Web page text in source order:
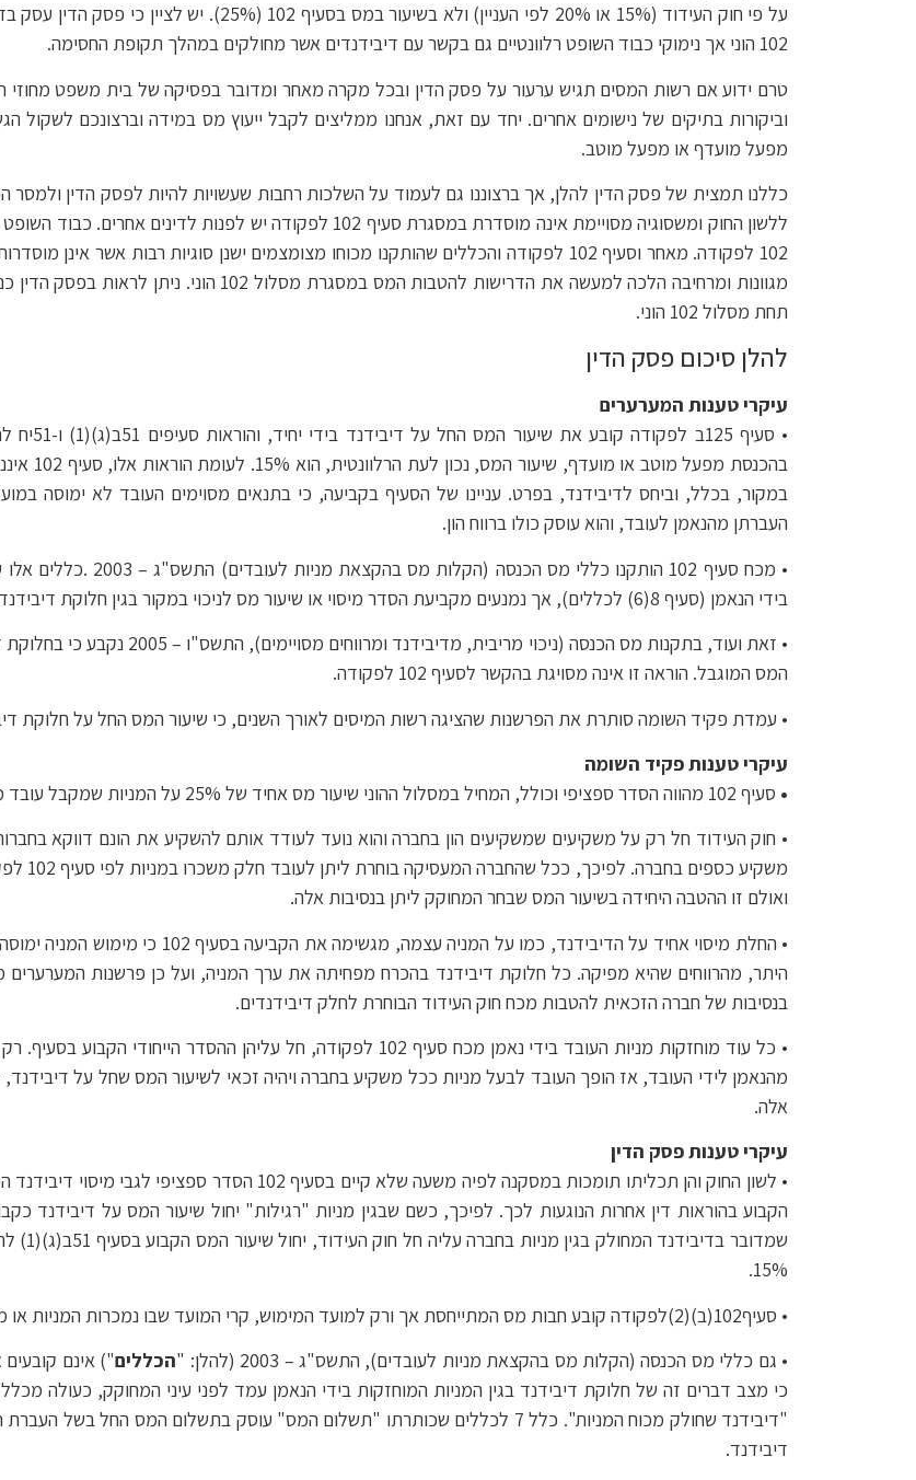
על פי חוק העידוד (15% או 20% לפי העניין) ולא
102 הוני אך נימוקי כבוד השופט רלוונטיים גם בקשר עם דיבידנדים אשר מחולקים במהלך תקופת החסימה.
טרם ידוע אם רשות המסים תגיש ערעור על פסק הדין ובכל מקרה מאחר ומדובר בפסיקה של בית משפט
מפעל מועדף או מפעל מוטב.
ללשון החוק ומשסוגיה מסויימת אינה מוסדרת במסגרת סעיף 102
102 לפקודה. מאחר וסעיף 102 לפקודה והכללים שהותקנו מכוחו מצומצמים ישנן סוגיות רבות
מגוונות ומרחיבה הלכה למעשה את הדרישות להטבות
תחת מסלול 102 הוני.
להלן סיכום פסק הדין
עיקרי טענות המערערים
• סעיף
בהכנסת
במקור, בכלל, וביחס לדיבידנד, בפרט. עניינו של הסעיף בקביעה, כי בתנאים מסוימים העובד לא ימוסה
העברתן מהנאמן לעובד, והוא עוסק כולו ברווח הון.
• מכח סעיף 102 הותקנו
בידי הנאמן (סעיף 8(6) לכללים), אך נמנעים מקביעת הסדר מיסוי או שיעור מס לניכוי במקור בגין חלוקת דיבידנד, וזאת להבדיל ממכירת המניות.
• זאת ועוד, בתקנות מס הכנסה
המס המוגבל. הוראה זו אינה מסויגת בהקשר לסעיף 102 לפקודה.
• עמדת פקיד השומה סותרת את הפרשנות שהציגה רשות המיסים לאורך השנים, כי שיעור המס החל על חלוקת דיבידנד בגין "מניות 102" הינו
עיקרי טענות פקיד השומה
• סעיף 102 מהווה הסדר ספציפי וכולל, המחיל במסלול ההוני שיעור מס אחיד של 25% על המניות שמקבל עובד מידי מעסיקו ועל כל התמורות הנובעות מהן – לרבות דיבידנד.
• חוק העידוד חל רק על משקיעים שמשקיעים הון בחברה והוא נועד לעודד אותם להשקיע את הונם דווקא
ואולם זו ההטבה היחידה בשיעור המס שבחר המחוקק ליתן בנסיבות אלה.
בנסיבות של חברה הזכאית להטבות מכח חוק העידוד הבוחרת לחלק דיבידנדים.
• כל עוד מוחזקות מניות העובד בידי נאמן מכח סעיף 102 לפקודה, חל
מהנאמן לידי העובד, אז הופך העובד לבעל מניות ככל משקיע בחברה ויהיה זכאי לשיעור המס שחל על דיבידנד,
אלה.
עיקרי טענות פסק הדין
• לשון החוק והן תכליתו תומכות במסקנה לפיה משעה שלא
שמדובר
15%.
• סעיף102(ב)(2)לפקודה קובע חבות מס המתייחסת אך ורק למועד המימוש, קרי המועד שבו נמכרות המניות או מועברות מהנאמן לעובד. חלוקת דיבידנד אינה בגדר מימוש.
• גם כללי מס הכנסה (הקלות מס בהקצאת מניות לעובדים), התשס"ג – 2003 (להלן: "
הכללים") אינם
"דיבידנד שחולק מכוח המניות". כלל 7 לכללים שכותרתו "תשלום המס" עוסק בתשלום
דיבידנד.